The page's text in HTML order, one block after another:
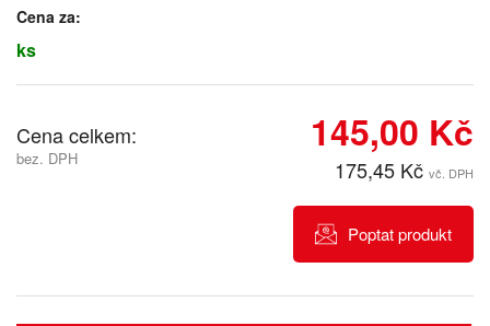
Cena za:
ks
Cena celkem:
bez. DPH
145,00 Kč
175,45 Kč vč. DPH
Poptat produkt